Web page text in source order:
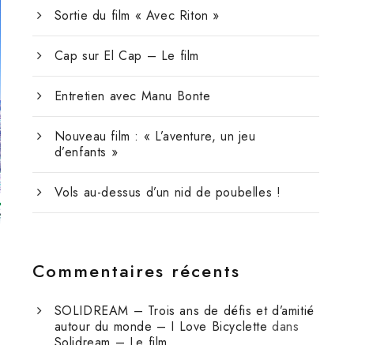
Sortie du film « Avec Riton »
Cap sur El Cap – Le film
Entretien avec Manu Bonte
Nouveau film : « L’aventure, un jeu
d’enfants »
Vols au-dessus d’un nid de poubelles !
Commentaires récents
SOLIDREAM – Trois ans de défis et d’amitié
autour du monde – I Love Bicyclette dans